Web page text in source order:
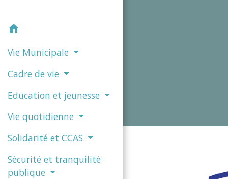
home
Vie Municipale
Cadre de vie
Education et jeunesse
Vie quotidienne
Solidarité et CCAS
Sécurité et tranquilité
publique